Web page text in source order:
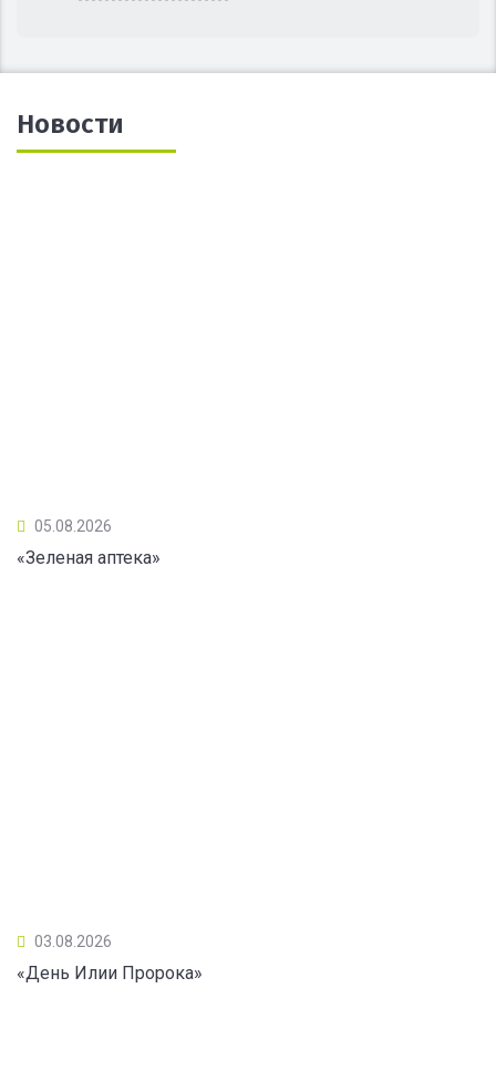
Новости
05.08.2026
«Зеленая аптека»
03.08.2026
«День Илии Пророка»